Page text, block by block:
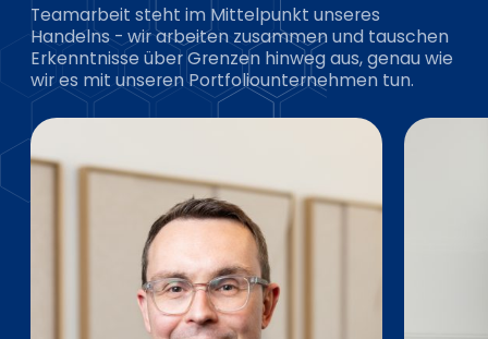
Teamarbeit steht im Mittelpunkt unseres
Handelns - wir arbeiten zusammen und tauschen
Erkenntnisse über Grenzen hinweg aus, genau wie
wir es mit unseren Portfoliounternehmen tun.